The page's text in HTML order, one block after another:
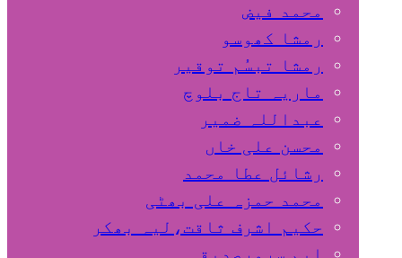
محمد فیض
رمشا کھوسو
رمشا تبسُم توقیر
ماریہ تاج بلوچ
عبداللہ ضمیر
محسن علی خاں
رشائل عطا محمد
محمد حمزہ علی بھٹی
حکیم اشرف ثاقت،لیہ بھکر
ایم سرورصدیقی